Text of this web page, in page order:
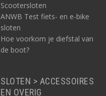
Scootersloten
ANWB Test fiets- en e-bike
sloten
Hoe voorkom je diefstal van
de boot?
SLOTEN > ACCESSOIRES
EN OVERIG